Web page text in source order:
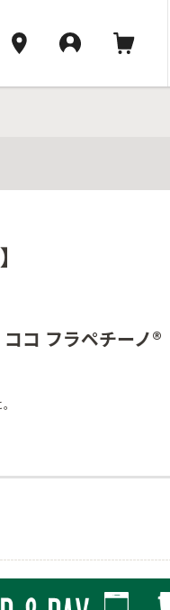
コ フラペチーノ®